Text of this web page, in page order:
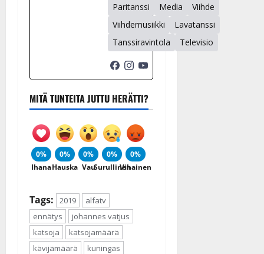
Paritanssi
Media
Viihde
Viihdemusiikki
Lavatanssi
Tanssiravintola
Televisio
MITÄ TUNTEITA JUTTU HERÄTTI?
0%
Ihana
0%
Hauska
0%
Vau
0%
Surullinen
0%
Vihainen
Tags: 2019
alfatv
ennätys
johannes vatjus
katsoja
katsojamäärä
kävijämäärä
kuningas